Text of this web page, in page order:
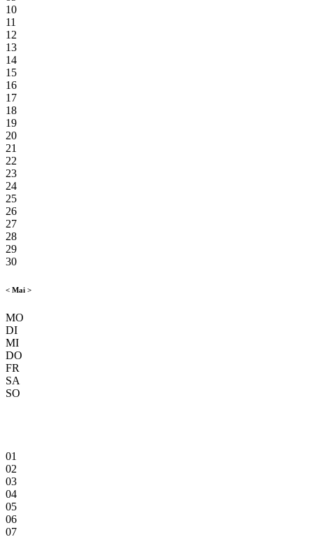
10
11
12
13
14
15
16
17
18
19
20
21
22
23
24
25
26
27
28
29
30
< Mai >
MO
DI
MI
DO
FR
SA
SO
01
02
03
04
05
06
07